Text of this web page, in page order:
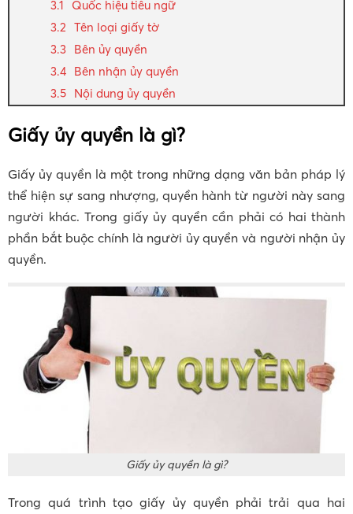
Quốc hiệu tiêu ngữ
Tên loại giấy tờ
Bên ủy quyền
Bên nhận ủy quyền
Nội dung ủy quyền
Giấy ủy quyền là gì?
Giấy ủy quyền là một trong những dạng văn bản pháp lý
thể hiện sự sang nhượng, quyền hành từ người này sang
người khác. Trong giấy ủy quyền cần phải có hai thành
phần bắt buộc chính là người ủy quyền và người nhận ủy
quyền.
Giấy ủy quyền là gì?
Trong quá trình tạo giấy ủy quyền phải trải qua hai